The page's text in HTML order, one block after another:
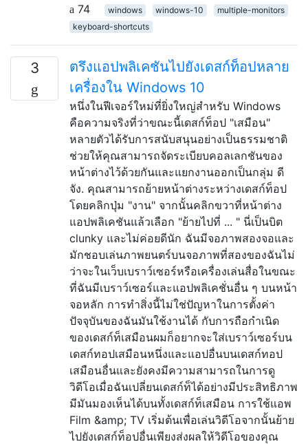
74
windows windows-10
multiple-monitors
keyboard-shortcuts
3
ตรึงแอปพลิเคชันไปยังเดสก์ท็อปหลาย
เครื่องใน Windows 10
หนึ่งในฟีเจอร์ใหม่ที่ยิ่งใหญ่สำหรับ Windows
คือความจริงที่ว่าขณะนี้เดสก์ท็อป "เสมือน"
หลายตัวได้รับการสนับสนุนอย่างเป็นธรรมชาติ
ช่วยให้คุณสามารถจัดระเบียบคอลเลกชันของ
หน้าต่างไว้ด้วยกันและแยกงานออกเป็นกลุ่ม ดี
จัง. คุณสามารถย้ายหน้าต่างระหว่างเดสก์ท็อป
โดยคลิกปุ่ม "งาน" จากนั้นคลิกขวาที่หน้าต่าง
แอปพลิเคชันแล้วเลือก "ย้ายไปที่ ... " นี่เป็นบิต
clunky และไม่ค่อยดีนัก ฉันมีจอภาพสองจอและ
มักชอบเล่นภาพยนตร์บนจอภาพที่สองของฉันไม่
ว่าจะในเว็บเบราว์เซอร์หรือเครื่องเล่นสื่อในขณะ
ที่ฉันมีเบราว์เซอร์และแอปพลิเคชั่นอื่น ๆ บนหน้า
จอหลัก การทำสิ่งนี้ไม่ใช่ปัญหาในการตั้งค่า
ปัจจุบันของฉันมันใช้งานได้ กับการถือกำเนิด
ของเดสก์ท็เสมือนผมก็อยากจะใส่เบราว์เซอร์บน
เดสก์ทอปเสมือนหนึ่งและแอปอื่นบนเดสก์ทอป
เสมือนอื่นและยังคงมีความสามารถในการดู
วิดีโอเมื่อฉันเปลี่ยนเดสก์ท็ได้อย่างมีประสิทธิภาพ
มีมันมองเห็นได้บนทั้งเดสก์ท็เสมือน การใช้แอพ
Film &amp; TV เริ่มต้นเพื่อเล่นวิดีโอจากนั้นย้าย
ไปยังเดสก์ท็อปอื่นเพียงส่งผลให้วิดีโอของคุณ